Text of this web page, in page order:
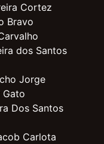
Cortez
Bravo
dos Santos
Jorge
Gato
Dos Santos
Carlota